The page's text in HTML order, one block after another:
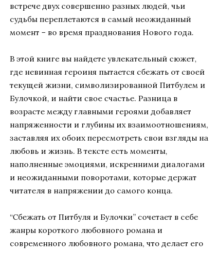
встрече двух совершенно разных людей, чьи
судьбы переплетаются в самый неожиданный
момент – во время празднования Нового года.
В этой книге вы найдете увлекательный сюжет,
где невинная героиня пытается сбежать от своей
текущей жизни, символизированной Питбулем и
Булочкой, и найти свое счастье. Разница в
возрасте между главными героями добавляет
напряженности и глубины их взаимоотношениям,
заставляя их обоих пересмотреть свои взгляды на
любовь и жизнь. В тексте есть моменты,
наполненные эмоциями, искренними диалогами
и неожиданными поворотами, которые держат
читателя в напряжении до самого конца.
“Сбежать от Питбуля и Булочки” сочетает в себе
жанры короткого любовного романа и
современного любовного романа, что делает его